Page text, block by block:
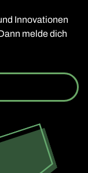
Innovationen
melde dich